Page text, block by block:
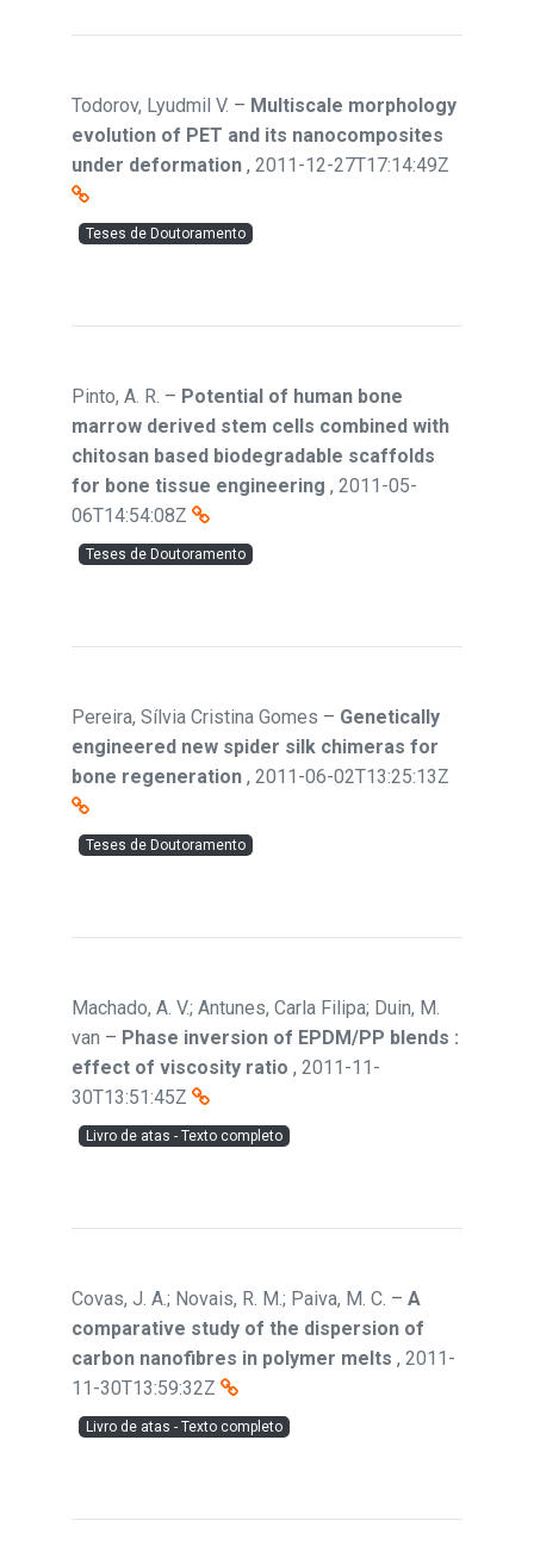
Todorov, Lyudmil V. – Multiscale morphology
evolution of PET and its nanocomposites
under deformation , 2011-12-27T17:14:49Z
Teses de Doutoramento
Pinto, A. R. – Potential of human bone
marrow derived stem cells combined with
chitosan based biodegradable scaffolds
for bone tissue engineering , 2011-05-
06T14:54:08Z
Teses de Doutoramento
Pereira, Sílvia Cristina Gomes – Genetically
engineered new spider silk chimeras for
bone regeneration , 2011-06-02T13:25:13Z
Teses de Doutoramento
Machado, A. V.; Antunes, Carla Filipa; Duin, M.
van – Phase inversion of EPDM/PP blends :
effect of viscosity ratio , 2011-11-
30T13:51:45Z
Livro de atas - Texto completo
Covas, J. A.; Novais, R. M.; Paiva, M. C. – A
comparative study of the dispersion of
carbon nanofibres in polymer melts , 2011-
11-30T13:59:32Z
Livro de atas - Texto completo